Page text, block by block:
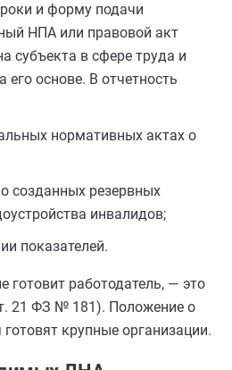
и форму подачи
НПА или правовой акт
субъекта в сфере труда и
его основе. В отчетность
нормативных актах о
созданных резервных
инвалидов;
показателей.
работодатель, — это
21 ФЗ № 181). Положение о
крупные организации.